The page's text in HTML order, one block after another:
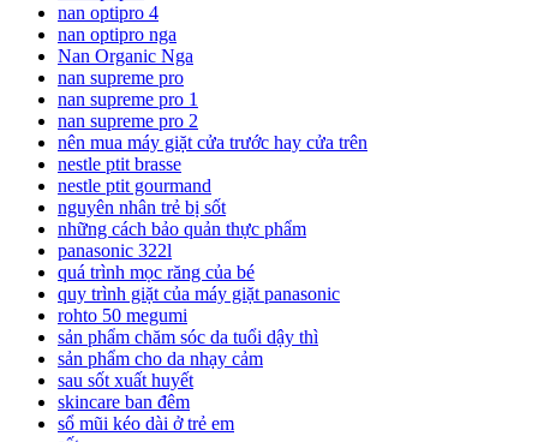
nan optipro 4
nan optipro nga
Nan Organic Nga
nan supreme pro
nan supreme pro 1
nan supreme pro 2
nên mua máy giặt cửa trước hay cửa trên
nestle ptit brasse
nestle ptit gourmand
nguyên nhân trẻ bị sốt
những cách bảo quản thực phẩm
panasonic 322l
quá trình mọc răng của bé
quy trình giặt của máy giặt panasonic
rohto 50 megumi
sản phẩm chăm sóc da tuổi dậy thì
sản phẩm cho da nhạy cảm
sau sốt xuất huyết
skincare ban đêm
sổ mũi kéo dài ở trẻ em